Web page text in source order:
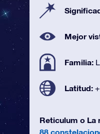
Mejor
Familia:
Latitud:
Reticulum o La
88